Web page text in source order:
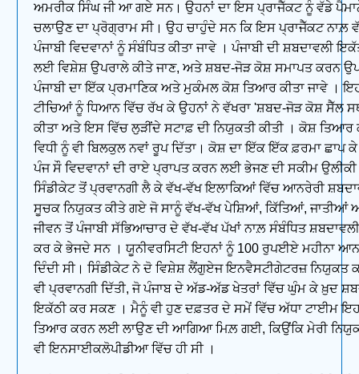
ਅਮਰੀਕ ਸਿੰਘ ਜੀ ਆ ਗਏ ਸਨ। ਉਹਨਾਂ ਦਾ ਇਸ ਪ੍ਰਾਜੈੱਕਟ ਨੂੰ ਵੱਡੇ
ਚਲਾਉਣ ਦਾ ਪ੍ਰੋਗ੍ਰਾਮ ਸੀ। ਉਹ ਚਾਹੁੰਦੇ ਸਨ ਕਿ ਇਸ ਪ੍ਰਾਜੈੱਕਟ ਨਾਲ਼
ਪੰਜਾਬੀ ਵਿਦਵਾਨਾਂ ਨੂੰ ਸੰਬੰਧਿਤ ਕੀਤਾ ਜਾਵੇ । ਪੰਜਾਬੀ ਦੀ ਸ਼ਬਦਾਵਲੀ
ਲਈ ਵਿਸ਼ੇਸ਼ ਉਪਰਾਲੇ ਕੀਤੇ ਜਾਣ, ਅਤੇ ਸ਼ਬਦ-ਜੋੜ ਕੋਸ਼ ਸਮਾਪਤ ਕਰਨ
ਪੰਜਾਬੀ ਦਾ ਇੱਕ ਪ੍ਰਮਾਣਿਕ ਅਤੇ ਮੁਕੰਮਲ ਕੋਸ਼ ਤਿਆਰ ਕੀਤਾ ਜਾਵੇ ।
ਟੀਚਿਆਂ ਨੂੰ ਧਿਆਨ ਵਿੱਚ ਰੱਖ ਕੇ ਉਹਨਾਂ ਨੇ ਵੱਖਰਾ 'ਸ਼ਬਦ-ਜੋੜ ਕੋਸ਼ ਸੈੱਲ
ਕੀਤਾ ਅਤੇ ਇਸ ਵਿੱਚ ਲੁੜੀਂਦੇ ਸਟਾਫ਼ ਦੀ ਨਿਯੁਕਤੀ ਕੀਤੀ । ਕੋਸ਼ ਤਿਆਰ
ਵਿਧੀ ਨੂੰ ਵੀ ਬਿਲਕੁਲ ਨਵਾਂ ਰੂਪ ਦਿੱਤਾ। ਕੋਸ਼ ਦਾ ਇੱਕ ਇੱਕ ਫ਼ਰਮਾ ਛਾਪ
ਪੰਜ ਸੌ ਵਿਦਵਾਨਾਂ ਦੀ ਰਾਏ ਪ੍ਰਾਪਤ ਕਰਨ ਲਈ ਭੇਜਣ ਦੀ ਸਕੀਮ
ਸਿੰਡੀਕੇਟ ਤੋਂ ਪ੍ਰਵਾਨਗੀ ਲੈ ਕੇ ਵੱਖ-ਵੱਖ ਇਲਾਕਿਆਂ ਵਿੱਚ ਆਨਰੇਰੀ
ਸੂਚਕ ਨਿਯੁਕਤ ਕੀਤੇ ਗਏ ਜੋ ਸਾਨੂੰ ਵੱਖ-ਵੱਖ ਪੇਸ਼ਿਆਂ, ਕਿੱਤਿਆਂ, ਜਾਤੀਆਂ
ਜੀਵਨ ਤੋਂ ਪੰਜਾਬੀ ਸੱਭਿਆਚਾਰ ਦੇ ਵੱਖ-ਵੱਖ ਪੱਖਾਂ ਨਾਲ਼ ਸੰਬੰਧਿਤ
ਕਰ ਕੇ ਭੇਜਦੇ ਸਨ । ਯੂਨੀਵਰਸਿਟੀ ਇਹਨਾਂ ਨੂੰ 100 ਰੁਪਈਏ ਮਹੀਨਾ
ਦਿੰਦੀ ਸੀ। ਸਿੰਡੀਕੇਟ ਨੇ ਦੋ ਵਿਸ਼ੇਸ਼ ਲੈਂਗੁਏਜ ਇਨਵੈਸਟੀਗੇਟਰਜ਼ ਨਿਯੁਕਤ
ਵੀ ਪ੍ਰਵਾਨਗੀ ਦਿੱਤੀ, ਜੋ ਪੰਜਾਬ ਦੇ ਅੱਡ-ਅੱਡ ਖੇਤਰਾਂ ਵਿੱਚ ਘੁੰਮ ਕੇ ਖ਼ੁਦ
ਇਕੱਠੀ ਕਰ ਸਕਣ । ਮੈਨੂੰ ਵੀ ਹੁਣ ਦਫ਼ਤਰ ਦੇ ਸਮੇਂ ਵਿੱਚ ਅੱਧਾ ਟਾਈਮ
ਤਿਆਰ ਕਰਨ ਲਈ ਲਾਉਣ ਦੀ ਆਗਿਆ ਮਿਲ਼ ਗਈ, ਕਿਉਂਕਿ ਮੇਰੀ
ਵੀ ਇਨਸਾਈਕਲੋਪੀਡੀਆ ਵਿੱਚ ਹੀ ਸੀ ।